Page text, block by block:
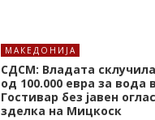
МАКЕДОНИЈА
СДСМ: Владата
од 100.000 евра за вода
Гостивар без јавен
зделка на Мицкоск